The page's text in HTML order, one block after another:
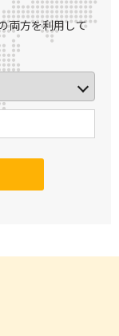
両方を利用して